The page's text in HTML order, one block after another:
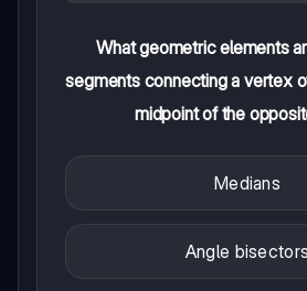
What geometric elements
segments connecting a vertex
midpoint of the
Medians
Angle bisectors